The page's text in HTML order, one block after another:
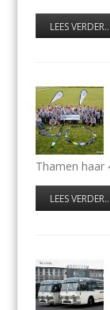
LEES
Thamen haar
LEES